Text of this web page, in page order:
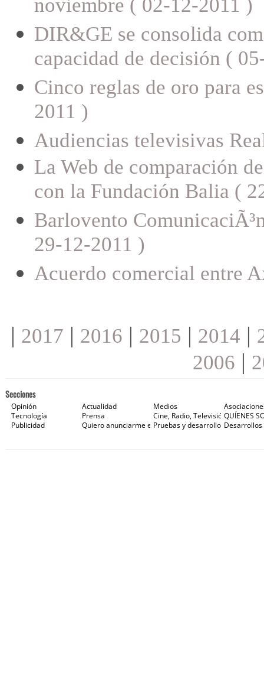
noviembre ( 02-12-2011 )
DIR&GE se consolida
capacidad de decisión (
Cinco reglas de oro para
2011 )
Audiencias televisivas
La Web de comparación
con la Fundación Balia (
Barlovento
29-12-2011 )
Acuerdo comercial entre
| 2017 | 2016 | 2015 | 2014 |
2006 |
Secciones
Opinión Actualidad Medios
Tecnología
Prensa Cine, Radio, Televisión e Internet
QUÍENES
Publicidad
Quiero anunciarme en Gaceta de Prensa
Pruebas y desarrollos Desarrollos